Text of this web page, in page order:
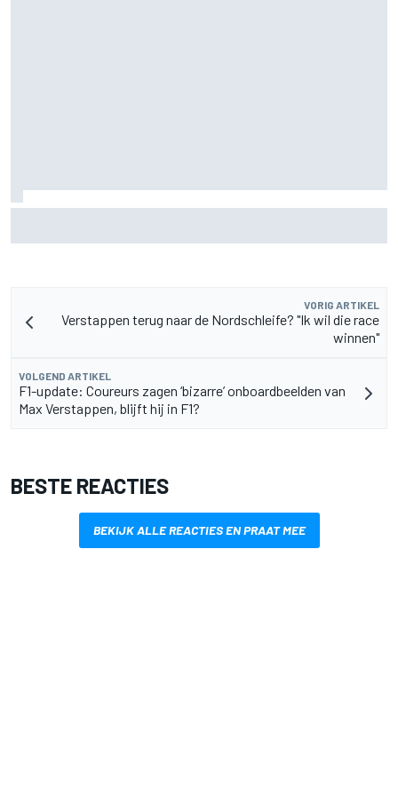
VORIG ARTIKEL
Verstappen terug naar de Nordschleife? "Ik wil die race
winnen"
VOLGEND ARTIKEL
F1-update: Coureurs zagen ‘bizarre’ onboardbeelden van
Max Verstappen, blijft hij in F1?
BESTE REACTIES
BEKIJK ALLE REACTIES EN PRAAT MEE